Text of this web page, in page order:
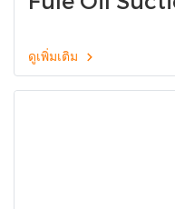
ดูเพิ่มเติม